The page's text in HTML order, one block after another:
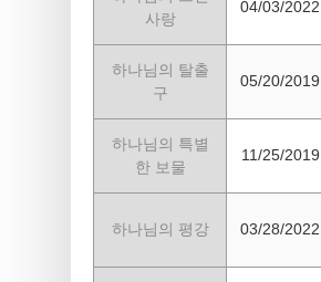
사랑
04/03/2022
하나님의 탈출
구
05/20/2019
하나님의 특별
한 보물
11/25/2019
하나님의 평강 03/28/2022